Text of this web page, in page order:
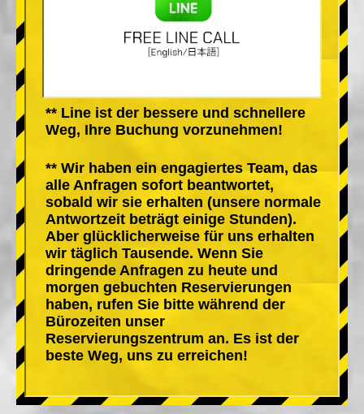
** Line ist der bessere und schnellere
Weg, Ihre Buchung vorzunehmen!
** Wir haben ein engagiertes Team, das
alle Anfragen sofort beantwortet,
sobald wir sie erhalten (unsere normale
Antwortzeit beträgt einige Stunden).
Aber glücklicherweise für uns erhalten
wir täglich Tausende. Wenn Sie
dringende Anfragen zu heute und
morgen gebuchten Reservierungen
haben, rufen Sie bitte während der
Bürozeiten unser
Reservierungszentrum an. Es ist der
beste Weg, uns zu erreichen!